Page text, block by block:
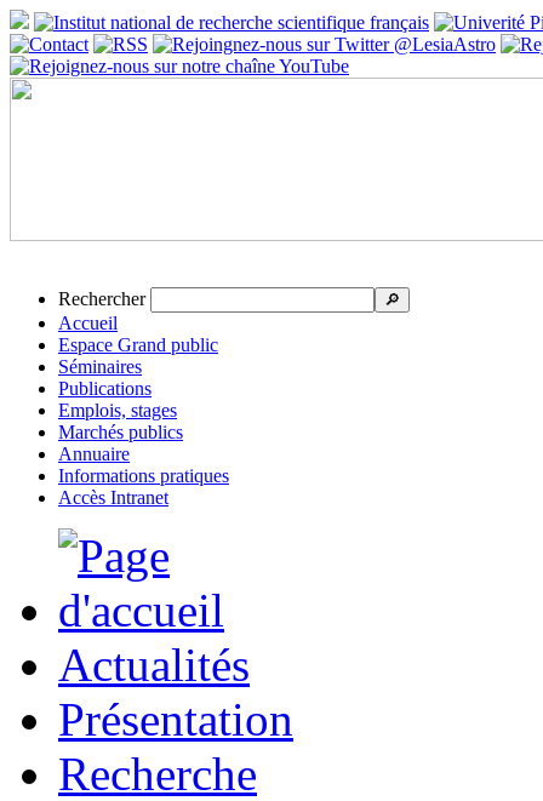
Rechercher 🔎
Accueil
Espace Grand public
Séminaires
Publications
Emplois, stages
Marchés publics
Annuaire
Informations pratiques
Accès Intranet
Actualités
Présentation
Recherche